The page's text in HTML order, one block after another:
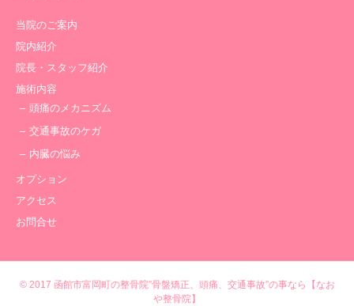
当院のご案内
院内紹介
院長・スタッフ紹介
施術内容
頭痛のメカニズム
交通事故のケガ
内臓の悩み
オプション
アクセス
お問合せ
© 2017 函館市富岡町の整骨院”骨盤矯正、頭痛、交通事故”の事なら【なお
や整骨院】